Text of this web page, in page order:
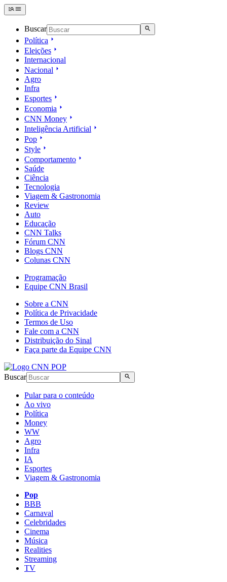
Buscar
Política
Eleições
Internacional
Nacional
Agro
Infra
Esportes
Economia
CNN Money
Inteligência Artificial
Pop
Style
Comportamento
Saúde
Ciência
Tecnologia
Viagem & Gastronomia
Review
Auto
Educação
CNN Talks
Fórum CNN
Blogs CNN
Colunas CNN
Programação
Equipe CNN Brasil
Sobre a CNN
Política de Privacidade
Termos de Uso
Fale com a CNN
Distribuição do Sinal
Faça parte da Equipe CNN
Buscar
Pular para o conteúdo
Ao vivo
Política
Money
WW
Agro
Infra
IA
Esportes
Viagem & Gastronomia
Pop
BBB
Carnaval
Celebridades
Cinema
Música
Realities
Streaming
TV